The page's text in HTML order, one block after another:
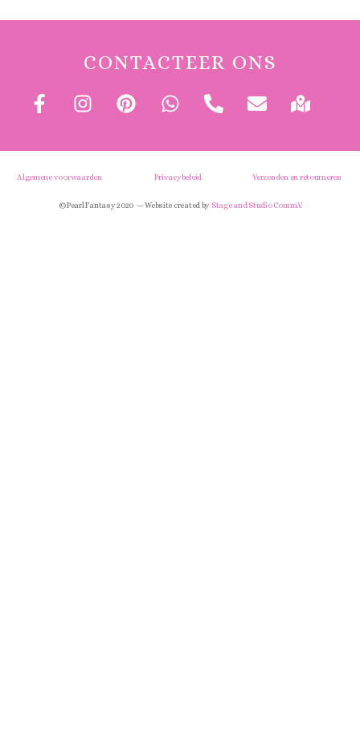
CONTACTEER ONS
Algemene voorwaarden Privacybeleid Verzenden en retourneren
© Pearl Fantasy 2020 — Website created by Stage and Studio Comm.V.